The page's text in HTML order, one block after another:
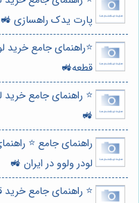
پارت یدک راهسازی 🚜
⭐️راهنمای جامع خرید
قطعه🚜
⭐️ راهنمای جامع خرید
🚜
راهنمای جامع ⭐️
لودر ولوو در ایران 🚜
⭐️ راهنمای جامع خرید